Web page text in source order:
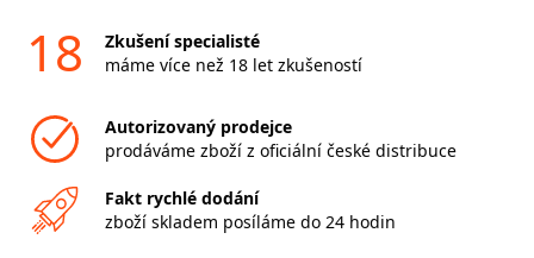
18
Zkušení specialisté
máme více než 18 let zkušeností
Autorizovaný prodejce
prodáváme zboží z oficiální české distribuce
Fakt rychlé dodání
zboží skladem posíláme do 24 hodin